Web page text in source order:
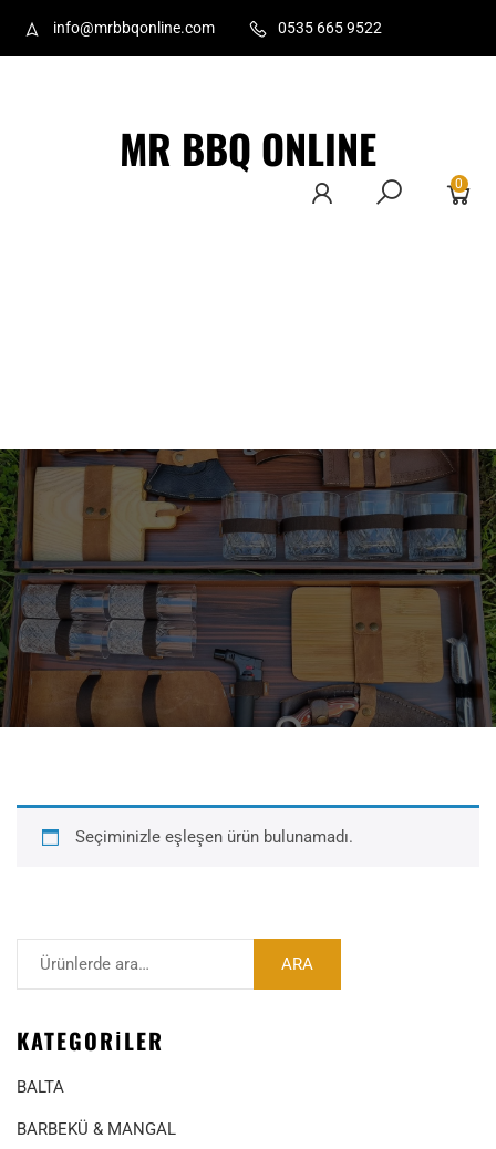
info@mrbbqonline.com 0535 665 9522
MR BBQ ONLINE
0
ÜRÜNLER
Seçiminizle eşleşen ürün bulunamadı.
ARA
KATEGORILER
BALTA
BARBEKÜ & MANGAL